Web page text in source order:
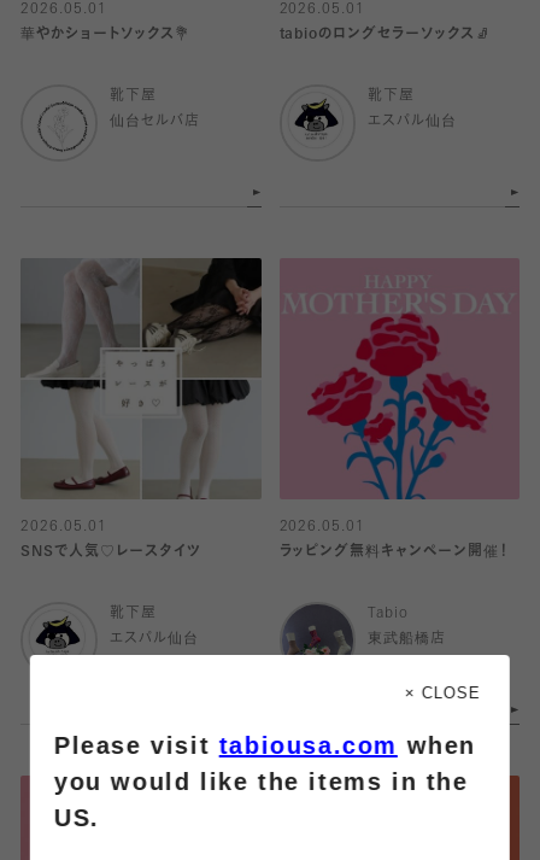
2026.05.01
華やかショートソックス💐
靴下屋
仙台セルバ店
2026.05.01
tabioのロングセラーソックス🧦
靴下屋
エスパル仙台
2026.05.01
SNSで人気♡レースタイツ
靴下屋
エスパル仙台
2026.05.01
ラッピング無料キャンペーン開催！
Tabio
東武船橋店
× CLOSE
Please visittabiousa.com when
you would like the items in the
US.